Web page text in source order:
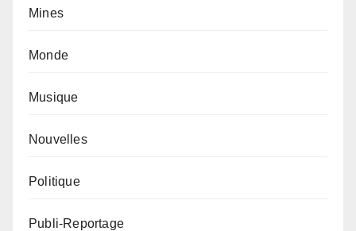
Mines
Monde
Musique
Nouvelles
Politique
Publi-Reportage